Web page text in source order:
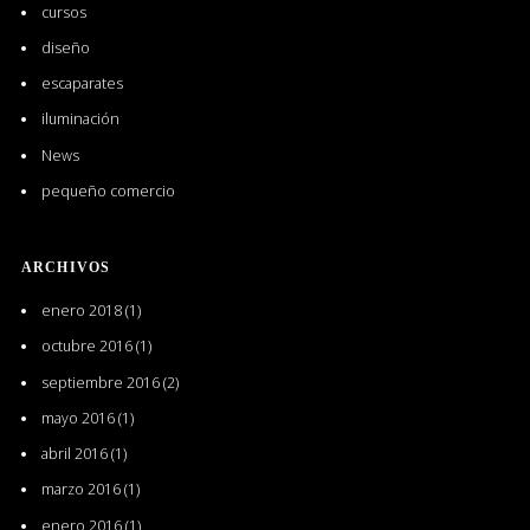
cursos
diseño
escaparates
iluminación
News
pequeño comercio
ARCHIVOS
enero 2018(1)
octubre 2016(1)
septiembre 2016(2)
mayo 2016(1)
abril 2016(1)
marzo 2016(1)
enero 2016(1)